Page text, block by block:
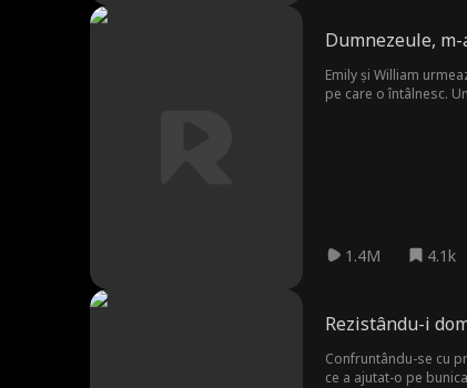
Dumnezeule,
Emily și William
pe care o întâlnesc.
1.4M 4.1k
Rezistându-i
Confruntându-se cu
ce a ajutat-o pe